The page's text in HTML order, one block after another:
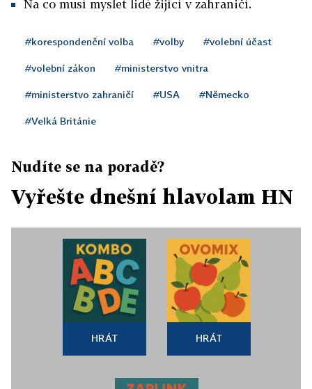
Na co musí myslet lidé žijící v zahraničí.
#korespondenční volba #volby #volební účast
#volební zákon #ministerstvo vnitra
#ministerstvo zahraničí #USA #Německo
#Velká Británie
Nudíte se na poradě?
Vyřešte dnešní hlavolam HN
HRÁT HRÁT